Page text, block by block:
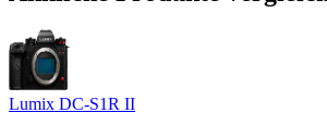
Lumix DC-S1R II